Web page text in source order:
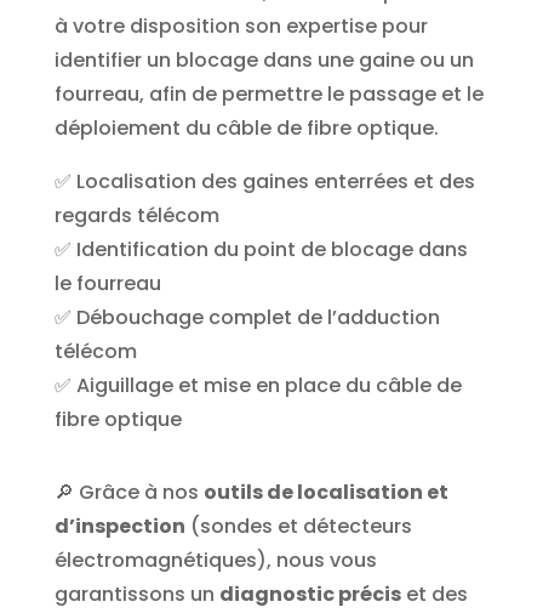
à votre disposition son expertise pour
identifier un blocage dans une gaine ou un
fourreau, afin de permettre le passage et le
déploiement du câble de fibre optique.
✅ Localisation des gaines enterrées et des
regards télécom
✅ Identification du point de blocage dans
le fourreau
✅ Débouchage complet de l’adduction
télécom
✅ Aiguillage et mise en place du câble de
fibre optique
🔎 Grâce à nos outils de localisation et
d’inspection (sondes et détecteurs
électromagnétiques), nous vous
garantissons un diagnostic préciset des